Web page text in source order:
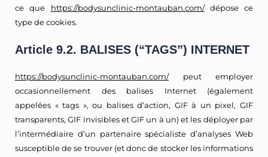
ce que https://bodysunclinic-montauban.com/dépose ce
type de cookies.
Article 9.2. BALISES (“TAGS”) INTERNET
https://bodysunclinic-montauban.com/peut employer
occasionnellement des balises Internet (également
appelées « tags », ou balises d’action, GIF à un pixel, GIF
transparents, GIF invisibles et GIF un à un) et les déployer par
l’intermédiaire d’un partenaire spécialiste d’analyses Web
susceptible de se trouver (et donc de stocker les informations